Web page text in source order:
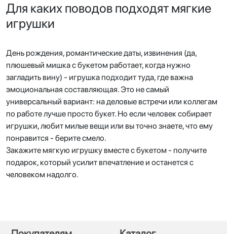
Для каких поводов подходят мягкие
игрушки
День рождения, романтические даты, извинения (да,
плюшевый мишка с букетом работает, когда нужно
загладить вину) - игрушка подходит туда, где важна
эмоциональная составляющая. Это не самый
универсальный вариант: на деловые встречи или коллегам
по работе лучше просто букет. Но если человек собирает
игрушки, любит милые вещи или вы точно знаете, что ему
понравится - берите смело.
Закажите мягкую игрушку вместе с букетом - получите
подарок, который усилит впечатление и останется с
человеком надолго.